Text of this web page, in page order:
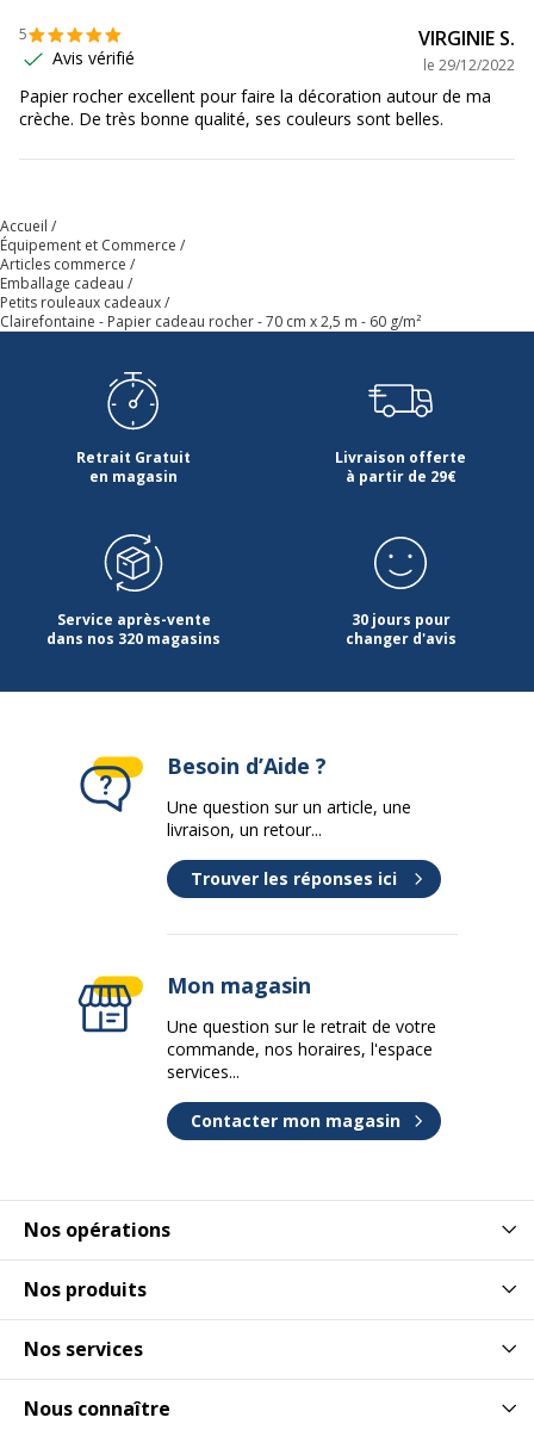
5
Avis vérifié
VIRGINIE S.
le 29/12/2022
Papier rocher excellent pour faire la décoration autour de ma
crèche. De très bonne qualité, ses couleurs sont belles.
Accueil
Équipement et Commerce
Articles commerce
Emballage cadeau
Petits rouleaux cadeaux
Clairefontaine - Papier cadeau rocher - 70 cm x 2,5 m - 60 g/m²
Retrait Gratuit
en magasin
Livraison offerte
à partir de 29€
Service après-vente
dans nos 320 magasins
30 jours pour
changer d'avis
Nos opérations
Nos produits
Nos services
Nous connaître
Besoin d’Aide ?
Une question sur un article, une
livraison, un retour...
Trouver les réponses ici
Mon magasin
Une question sur le retrait de votre
commande, nos horaires, l'espace
services...
Contacter mon magasin